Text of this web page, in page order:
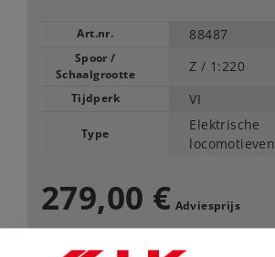
Art.nr. 88487
Spoor /
Schaalgrootte
Z / 1:220
Tijdperk VI
Type
Elektrische
locomotieven
279,00 € Adviesprijs